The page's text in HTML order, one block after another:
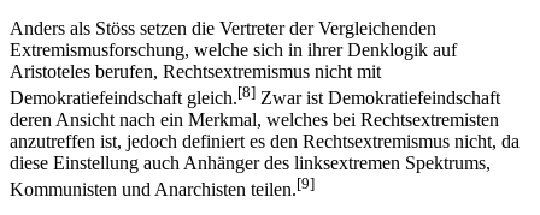
Anders als Stöss setzen die Vertreter der Vergleichenden
Extremismusforschung, welche sich in ihrer Denklogik auf
Aristoteles berufen, Rechtsextremismus nicht mit
Demokratiefeindschaft gleich.[8] Zwar ist Demokratiefeindschaft
deren Ansicht nach ein Merkmal, welches bei Rechtsextremisten
anzutreffen ist, jedoch definiert es den Rechtsextremismus nicht, da
diese Einstellung auch Anhänger des linksextremen Spektrums,
Kommunisten und Anarchisten teilen.[9]